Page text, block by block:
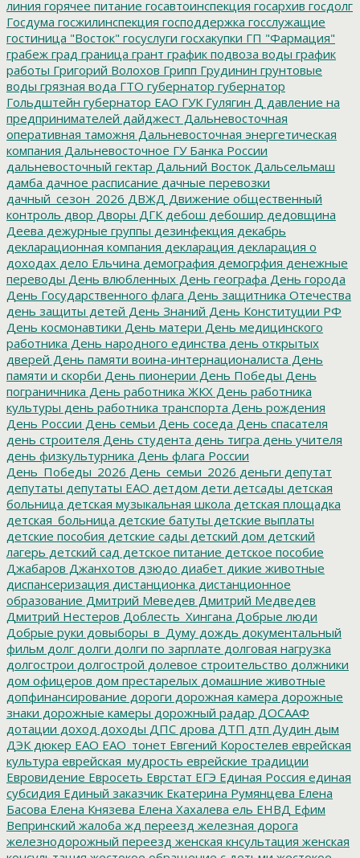
линия горячее питание госавтоинспекция госархив госдолг
Госдума госжилинспекция господдержка госслужащие
гостиница "Восток" госуслуги госхакупки ГП "Фармация"
грабеж град граница грант график подвоза воды график
работы Григорий Волохов Грипп Грудинин грунтовые
воды грязная вода ГТО губернатор губернатор
Гольдштейн губернатор ЕАО ГУК Гулягин Д давление на
предпринимателей дайджест Дальневосточная
оперативная таможня Дальневосточная энергетическая
компания Дальневосточное ГУ Банка России
дальневосточный гектар Дальний Восток Дальсельмаш
дамба дачное расписание дачные перевозки
дачный_сезон_2026 ДВЖД Движение общественный
контроль двор Дворы ДГК дебош дебошир дедовщина
Деева дежурные группы дезинфекция декабрь
декларационная компания декларация декларация о
доходах дело Ельчина демография демогрфия денежные
переводы День влюбленных День географа День города
День Государственного флага День защитника Отечества
день защиты детей День Знаний День Конституции РФ
День космонавтики День матери День медицинского
работника День народного единства день открытых
дверей День памяти воина-интернационалиста День
памяти и скорби День пионерии День Победы День
пограничника День работника ЖКХ День работника
культуры день работника транспорта День рождения
День России День семьи День соседа День спасателя
день строителя День студента день тигра день учителя
день физкультурника День флага России
День_Победы_2026 День_семьи_2026 деньги депутат
депутаты депутаты ЕАО детдом дети детсады детская
больница детская музыкальная школа детская площадка
детская_больница детские батуты детские выплаты
детские пособия детские сады детский дом детский
лагерь детский сад детское питание детское пособие
Джабаров Джанхотов дзюдо диабет дикие животные
диспансеризация дистанционка дистанционное
образование Дмитрий Меведев Дмитрий Медведев
Дмитрий Нестеров Доблесть_Хингана Добрые люди
Добрые руки довыборы_в_Думу дождь документальный
фильм долг долги долги по зарплате долговая нагрузка
долгострои долгострой долевое строительство должники
дом офицеров дом престарелых домашние животные
допфинансирование дороги дорожная камера дорожные
знаки дорожные камеры дорожный радар ДОСААФ
дотации доход доходы ДПС дрова ДТП дтп Дудин дым
ДЭК дюкер ЕАО ЕАО_тонет Евгений Коростелев еврейская
культура еврейская_мудрость еврейские традиции
Евровидение Евросеть Еврстат ЕГЭ Единая Россия единая
субсидия Единый заказчик Екатерина Румянцева Елена
Басова Елена Князева Елена Хахалева ель ЕНВД Ефим
Вепринский жалоба жд переезд железная дорога
железнодорожный переезд женская кнсультация женская